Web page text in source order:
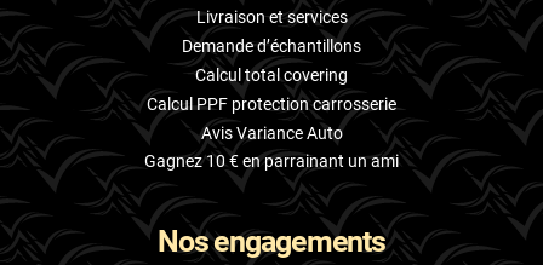
Subaru
Suzuki
Tata
Tesla
Toyota
Volkswagen
Livraison et services
Demande d’échantillons
Calcul total covering
Calcul PPF protection carrosserie
Avis Variance Auto
Gagnez 10 € en parrainant un ami
Nos engagements